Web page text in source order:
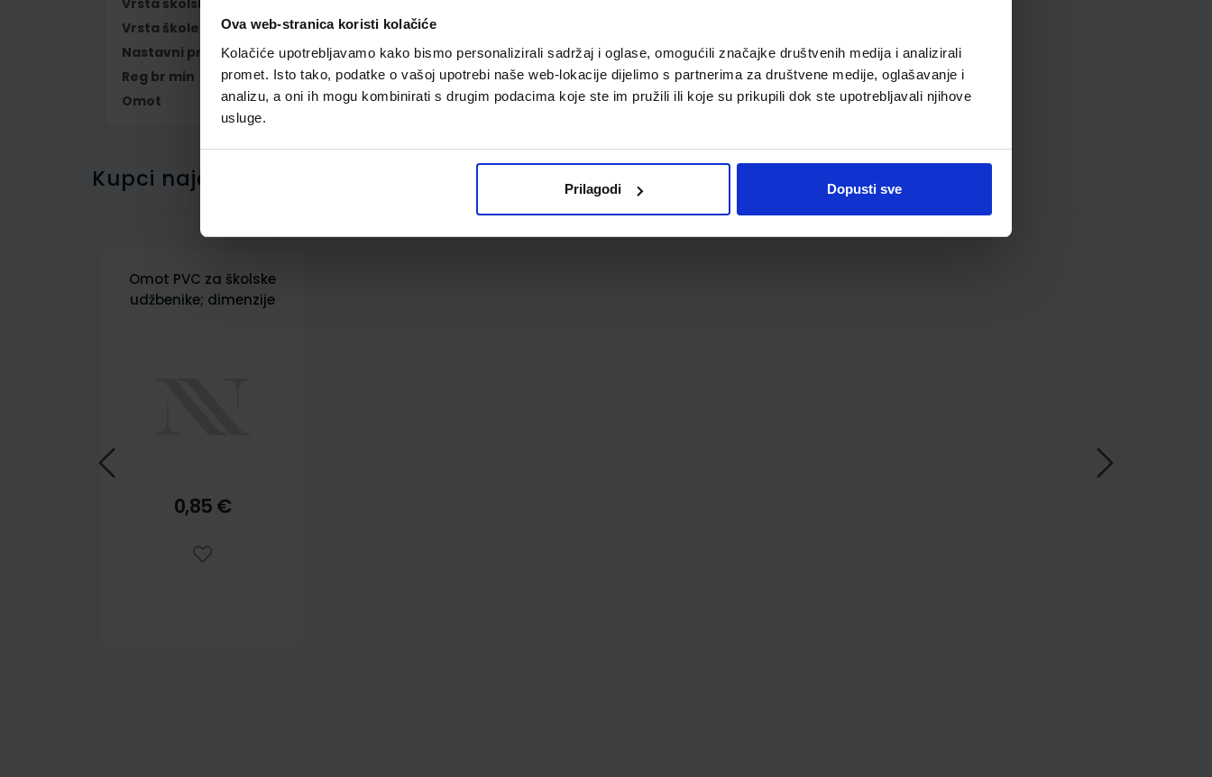
Ova web-stranica koristi kolačiće
Kolačiće upotrebljavamo kako bismo personalizirali sadržaj i oglase, omogućili značajke društvenih medija i analizirali
promet. Isto tako, podatke o vašoj upotrebi naše web-lokacije dijelimo s partnerima za društvene medije, oglašavanje i
analizu, a oni ih mogu kombinirati s drugim podacima koje ste im pružili ili koje su prikupili dok ste upotrebljavali njihove
usluge.
Prilagodi Dopusti sve
Vrsta školske knjige
Vrsta škole
1 OSNOVNA
Nastavni predmet
HRVATSKI JEZIK
Reg br min
6033
Omot
500745
Kupci najčešće biraju..
Omot PVC za školske
udžbenike; dimenzije
0,85 €